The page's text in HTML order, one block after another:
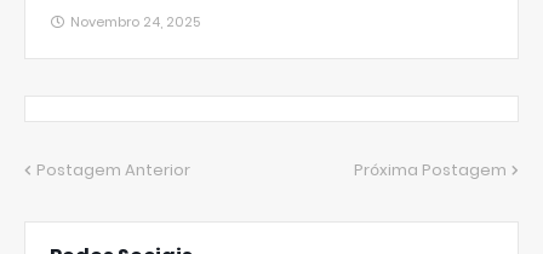
Novembro 24, 2025
Postagem Anterior Próxima Postagem